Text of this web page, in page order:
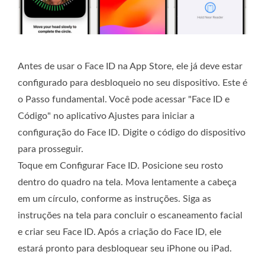
Antes de usar o Face ID na App Store, ele já deve estar
configurado para desbloqueio no seu dispositivo. Este é
o Passo fundamental. Você pode acessar "Face ID e
Código" no aplicativo Ajustes para iniciar a
configuração do Face ID. Digite o código do dispositivo
para prosseguir.
Toque em Configurar Face ID. Posicione seu rosto
dentro do quadro na tela. Mova lentamente a cabeça
em um círculo, conforme as instruções. Siga as
instruções na tela para concluir o escaneamento facial
e criar seu Face ID. Após a criação do Face ID, ele
estará pronto para desbloquear seu iPhone ou iPad.